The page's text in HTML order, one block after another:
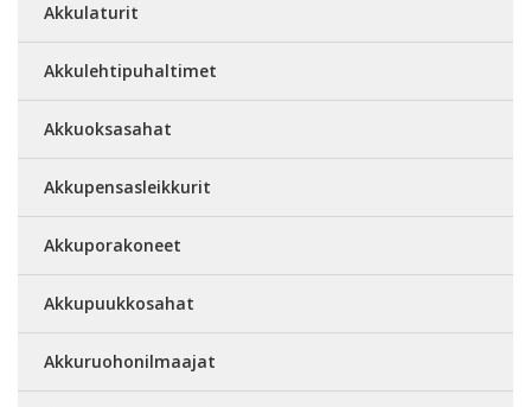
Akkulaturit
Akkulehtipuhaltimet
Akkuoksasahat
Akkupensasleikkurit
Akkuporakoneet
Akkupuukkosahat
Akkuruohonilmaajat